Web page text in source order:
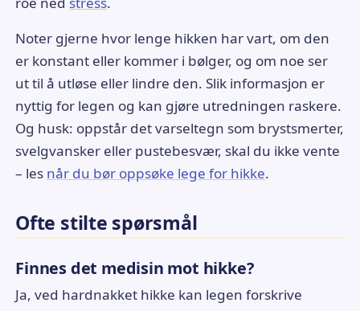
Noter gjerne hvor lenge hikken har vart, om den
er konstant eller kommer i bølger, og om noe ser
ut til å utløse eller lindre den. Slik informasjon er
nyttig for legen og kan gjøre utredningen raskere.
Og husk: oppstår det varseltegn som brystsmerter,
svelgvansker eller pustebesvær, skal du ikke vente
– les når du bør oppsøke lege for hikke.
Ofte stilte spørsmål
Finnes det medisin mot hikke?
Ja, ved hardnakket hikke kan legen forskrive